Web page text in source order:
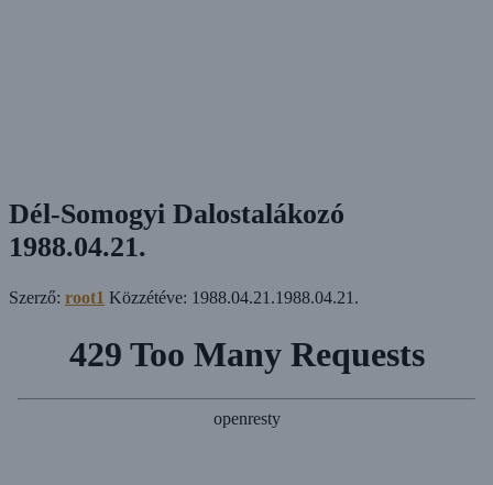
Dél-Somogyi Dalostalákozó
1988.04.21.
Szerző: root1 Közzétéve: 1988.04.21.1988.04.21.